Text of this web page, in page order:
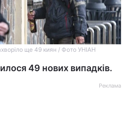
ще 49 киян / Фото УНІАН
49 нових випадків.
Реклама